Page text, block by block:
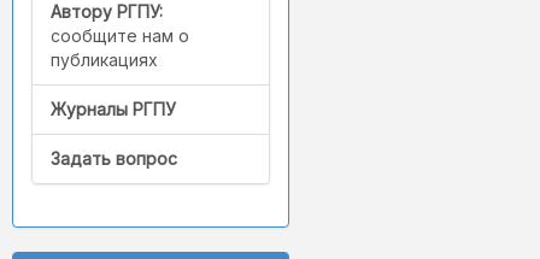
Автору РГПУ:
сообщите нам о
публикациях
Журналы РГПУ
Задать вопрос